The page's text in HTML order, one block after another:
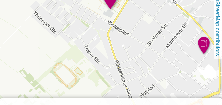
OpenStreetMap contributors